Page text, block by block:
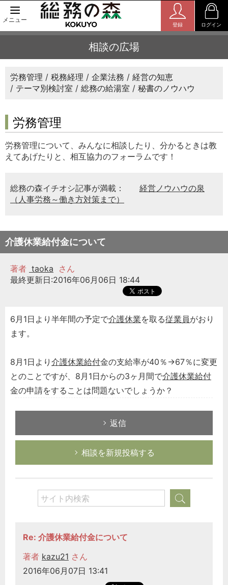
メニュー
登録 ログイン
相談の広場
労務管理 税務経理 企業法務
経営の知恵
テーマ別検討室
総務の給湯室 秘書のノウハウ
労務管理
労務管理について、みんなに相談したり、分かるときは教
えてあげたりと、相互協力のフォーラムです！
総務の森イチオシ記事が満載：
経営ノウハウの泉
（人事労務～働き方対策まで）
介護休業給付金について
著者 taoka
さん
最終更新日:2016年06月06日 18:44
6月1日より半年間の予定で介護休業を取る従業員がおり
ます。
8月1日より 介護休業給付金の支給率が40％→67％に変更
とのことですが、8月1日からの3ヶ月間で介護休業給付
金の申請をすることは問題ないでしょうか？
返信
相談を新規投稿する
Re: 介護休業給付金について
著者 kazu21 さん
2016年06月07日 13:41